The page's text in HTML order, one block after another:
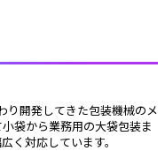
袋から業務用の大袋包装ま
く対応しています。